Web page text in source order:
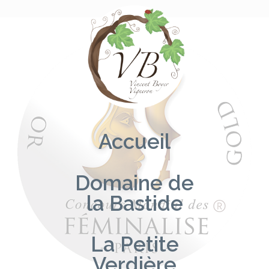
Accueil
Domaine de
la Bastide
La Petite